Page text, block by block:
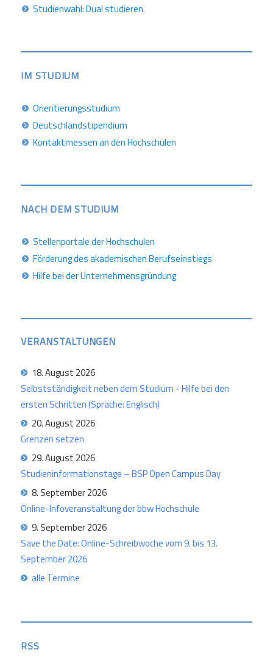
Studienwahl: Dual studieren
IM STUDIUM
Orientierungsstudium
Deutschlandstipendium
Kontaktmessen an den Hochschulen
NACH DEM STUDIUM
Stellenportale der Hochschulen
Förderung des akademischen Berufseinstiegs
Hilfe bei der Unternehmensgründung
VERANSTALTUNGEN
18. August 2026
Selbstständigkeit neben dem Studium - Hilfe bei den
ersten Schritten (Sprache: Englisch)
20. August 2026
Grenzen setzen
29. August 2026
Studieninformationstage – BSP Open Campus Day
8. September 2026
Online-Infoveranstaltung der bbw Hochschule
9. September 2026
Save the Date: Online-Schreibwoche vom 9. bis 13.
September 2026
alle Termine
RSS